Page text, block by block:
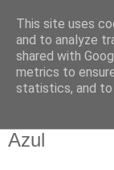
Azul
This site uses
and to analyze
shared with
metrics to
statistics, and to